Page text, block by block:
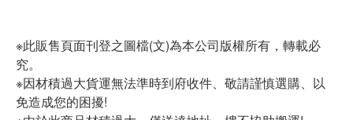
※此販售頁面刊登之圖檔(文)為本公司版權所有，轉載必
究。
※因材積過大貨運無法準時到府收件、敬請謹慎選購、以
免造成您的困擾!